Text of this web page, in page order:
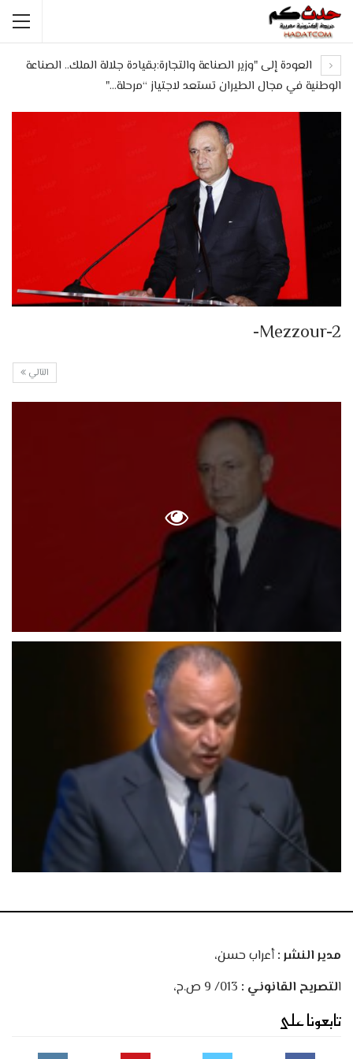
العودة إلى "وزير الصناعة والتجارة:بقيادة جلالة الملك.. الصناعة
الوطنية في مجال الطيران تستعد لاجتياز “مرحلة…"
Mezzour-2-
التالي
مدير النشر :أعراب حسن،
التصريح القانوني :
تابعونا على